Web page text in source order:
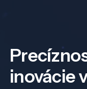
inovácie